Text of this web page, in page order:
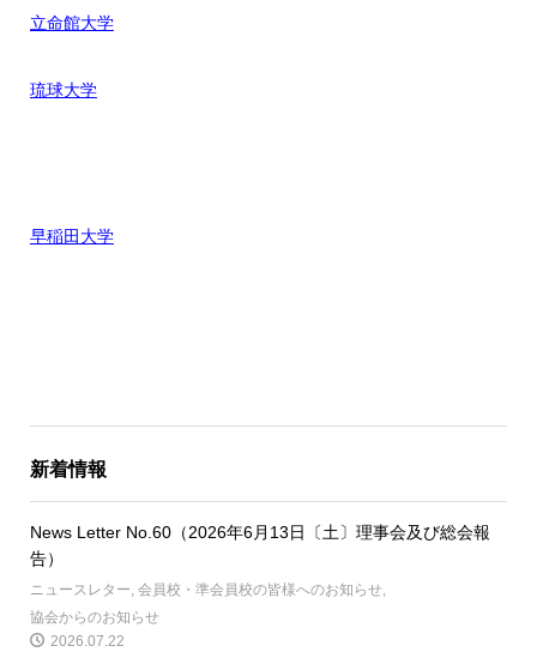
立命館大学
琉球大学
早稲田大学
新着情報
News Letter No.60（2026年6月13日〔土〕理事会及び総会報
告）
ニュースレター, 会員校・準会員校の皆様へのお知らせ,
協会からのお知らせ
2026.07.22